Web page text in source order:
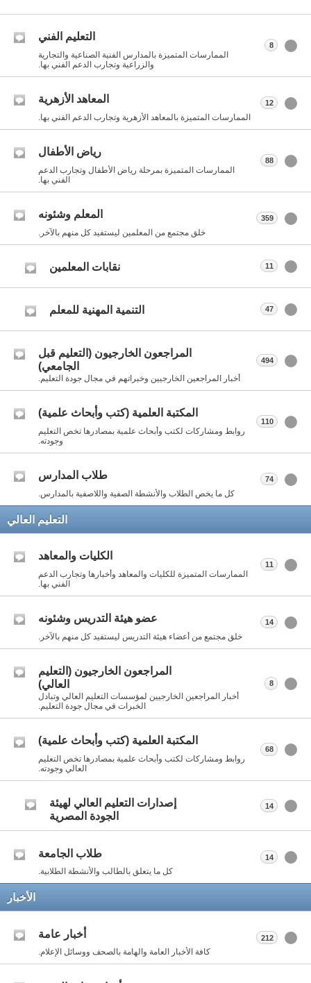
التعليم الفني
الممارسات المتميزة بالمدارس الفنية الصناعية والتجارية
والزراعية وتجارب الدعم الفني بها.
8
المعاهد الأزهرية
الممارسات المتميزة بالمعاهد الأزهرية وتجارب الدعم الفني بها.
12
رياض الأطفال
الممارسات المتميزة بمرحلة رياض الأطفال وتجارب الدعم
الفني بها.
88
المعلم وشئونه
خلق مجتمع من المعلمين ليستفيد كل منهم بالآخر.
359
نقابات المعلمين 11
التنمية المهنية للمعلم 47
المراجعون الخارجيون (التعليم قبل
الجامعي)
أخبار المراجعين الخارجيين وخبراتهم في مجال جودة التعليم.
494
المكتبة العلمية (كتب وأبحاث علمية)
روابط ومشاركات لكتب وأبحاث علمية بمصادرها تخص التعليم
وجودته.
110
طلاب المدارس
كل ما يخص الطلاب والأنشطة الصفية واللاصفية بالمدارس.
74
التعليم العالي
الكليات والمعاهد
الممارسات المتميزة للكليات والمعاهد وأخبارها وتجارب الدعم
الفني بها.
11
عضو هيئة التدريس وشئونه
خلق مجتمع من أعضاء هيئة التدريس ليستفيد كل منهم بالآخر.
14
المراجعون الخارجيون (التعليم
العالي)
أخبار المراجعين الخارجيين لمؤسسات التعليم العالي وتبادل
الخبرات في مجال جودة التعليم.
8
المكتبة العلمية (كتب وأبحاث علمية)
روابط ومشاركات لكتب وأبحاث علمية بمصادرها تخص التعليم
العالي وجودته.
68
إصدارات التعليم العالي لهيئة
الجودة المصرية
14
طلاب الجامعة
كل ما يتعلق بالطالب والأنشطة الطلابية.
14
الأخبار
أخبار عامة
كافة الأخبار العامة والهامة بالصحف ووسائل الإعلام.
212